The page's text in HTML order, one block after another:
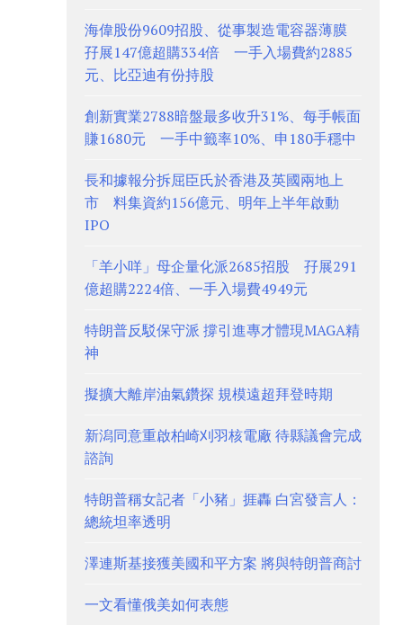
海偉股份9609招股、從事製造電容器薄膜
孖展147億超購334倍 一手入場費約2885
元、比亞迪有份持股
創新實業2788暗盤最多收升31%、每手帳面
賺1680元 一手中籤率10%、申180手穩中
長和據報分拆屈臣氏於香港及英國兩地上
市 料集資約156億元、明年上半年啟動
IPO
「羊小咩」母企量化派2685招股 孖展291
億超購2224倍、一手入場費4949元
特朗普反駁保守派 撐引進專才體現MAGA精
神
擬擴大離岸油氣鑽探 規模遠超拜登時期
新潟同意重啟柏崎刈羽核電廠 待縣議會完成
諮詢
特朗普稱女記者「小豬」捱轟 白宮發言人：
總統坦率透明
澤連斯基接獲美國和平方案 將與特朗普商討
一文看懂俄美如何表態